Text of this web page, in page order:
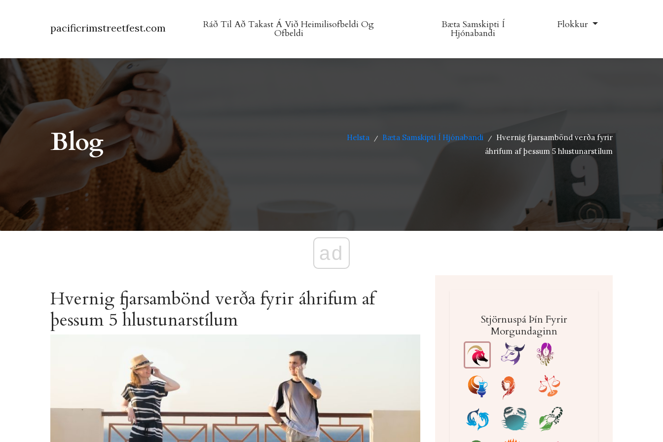
pacificrimstreetfest.com Ráð Til Að Takast Á Við Heimilisofbeldi Og
Ofbeldi
Bæta Samskipti Í
Hjónabandi
Flokkur
Blog Helsta / Bæta Samskipti Í Hjónabandi /
Hvernig fjarsambönd verða fyrir
áhrifum af þessum 5 hlustunarstílum
ad
Hvernig fjarsambönd verða fyrir áhrifum af
þessum 5 hlustunarstílum
Stjörnuspá Þín Fyrir
Morgundaginn